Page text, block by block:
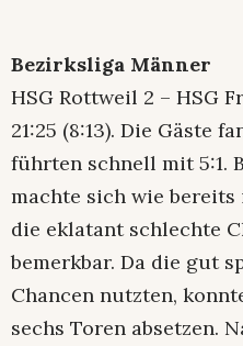
Bezirksliga Männer
HSG Rottweil 2 – HSG
21:25 (8:13). Die Gäste
führten schnell mit 5:1.
machte sich wie
die eklatant schlechte
bemerkbar. Da die gut
Chancen nutzten,
sechs Toren absetzen.